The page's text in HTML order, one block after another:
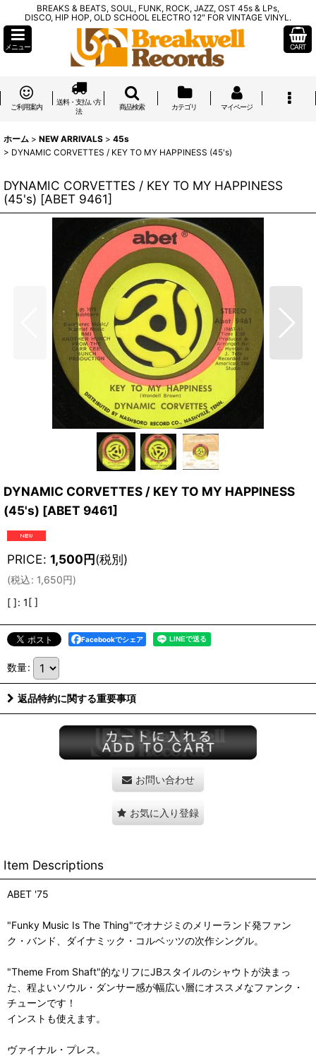
BREAKS & BEATS, SOUL, FUNK, ROCK, JAZZ, OST 45s & LPs,
DISCO, HIP HOP, OLD SCHOOL ELECTRO 12" FOR VINTAGE VINYL.
メニュー CART
ご利用案内
送料・支払い方
法
商品検索 カテゴリ マイページ
ホーム > NEW ARRIVALS > 45s
> DYNAMIC CORVETTES / KEY TO MY HAPPINESS (45's)
DYNAMIC CORVETTES / KEY TO MY HAPPINESS
(45's) [ABET 9461]
DYNAMIC CORVETTES / KEY TO MY HAPPINESS
(45's) [ABET 9461]
PRICE: 1,500円(税別)
(税込: 1,650円)
[ ]: 1[ ]
Facebookでシェア
数量:
返品特約に関する重要事項
お問い合わせ
お気に入り登録
Item Descriptions
ABET '75
"Funky Music Is The Thing"でオナジミのメリーランド発ファン
ク・バンド、ダイナミック・コルベッツの次作シングル。
"Theme From Shaft"的なリフにJBスタイルのシャウトが決まっ
た、程よいソウル・ダンサー感が幅広い層にオススメなファンク・
チューンです！
インストも使えます。
ヴァイナル・プレス。